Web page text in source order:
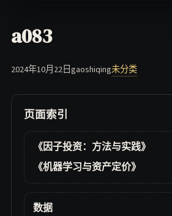
a083
2024年10月22日gaoshiqing未分类
页面索引
《因子投资：方法与实践》
《机器学习与资产定价》
数据